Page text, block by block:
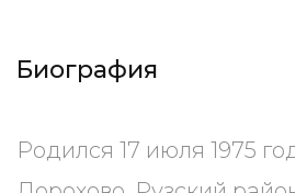
Биография
Родился 17 июля 1975